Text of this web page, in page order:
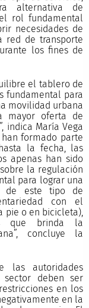
alternativa de
rol fundamental
necesidades de
red de transporte
los fines de
el tablero de
fundamental para
movilidad urbana
mayor oferta de
indica María Vega
formado parte
la fecha, las
apenas han sido
la regulación
para lograr una
de este tipo de
con el
pie o en bicicleta),
que brinda la
concluye la
las autoridades
sector deben ser
en los
en la